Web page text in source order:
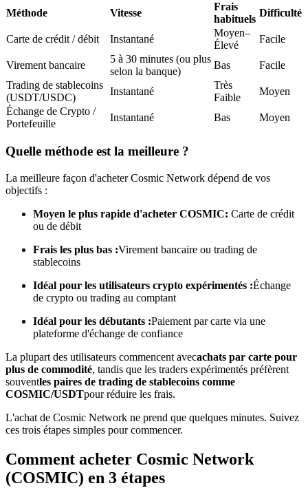
Copie de Trading
Rejoignez les meilleurs traders
Devenez un trader de copie
Profitez du partage des bénéfices et des commissions de copy
trading
Analyse de mégadonnées, y compris des informations
Méthode Vitesse
Frais
habituels
Difficulté
Carte de crédit / débit Instantané
Moyen–
Élevé
Facile
Virement bancaire
5 à 30 minutes (ou plus
selon la banque)
Bas
Facile
Trading de stablecoins
(USDT/USDC)
Instantané
Très
Faible
Moyen
Échange de Crypto /
Portefeuille
Instantané Bas Moyen
Quelle méthode est la meilleure ?
La meilleure façon d'acheter Cosmic Network dépend de vos
objectifs :
Moyen le plus rapide d'acheter COSMIC: Carte de crédit
ou de débit
Frais les plus bas :Virement bancaire ou trading de
stablecoins
Idéal pour les utilisateurs crypto expérimentés :Échange
de crypto ou trading au comptant
Idéal pour les débutants :Paiement par carte via une
plateforme d'échange de confiance
La plupart des utilisateurs commencent avecachats par carte pour
plus de commodité, tandis que les traders expérimentés préfèrent
souventles paires de trading de stablecoins comme
COSMIC/USDTpour réduire les frais.
L'achat de Cosmic Network ne prend que quelques minutes. Suivez
ces trois étapes simples pour commencer.
Comment acheter Cosmic Network
(COSMIC) en 3 étapes